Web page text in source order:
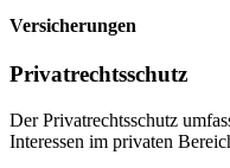
Versicherungen
Privatrechtsschutz
Der Privatrechtsschutz
Interessen im privaten